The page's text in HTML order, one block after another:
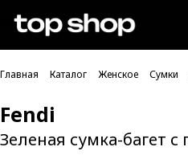
Проверка хлебных крошек
Главная Каталог Женское Сумки
Fendi
Зеленая сумка-багет с